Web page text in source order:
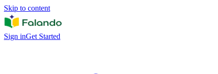
Skip to content
Sign inGet Started